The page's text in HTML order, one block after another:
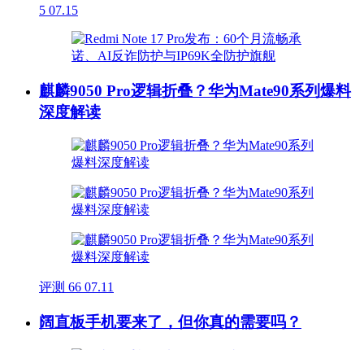
5 07.15
麒麟9050 Pro逻辑折叠？华为Mate90系列爆料
深度解读
评测 66 07.11
阔直板手机要来了，但你真的需要吗？